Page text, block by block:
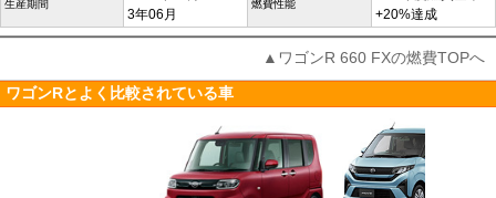
生産期間
3年06月
燃費性能
+20%達成
▲ワゴンR 660 FXの燃費TOPへ
ワゴンRとよく比較されている車